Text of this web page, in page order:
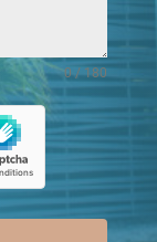
0 / 180